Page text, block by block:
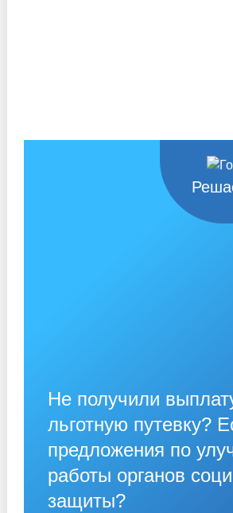
Не получили
льготную путевку?
предложения по
работы органов
защиты?